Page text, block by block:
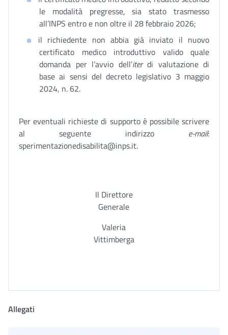
le modalità pregresse, sia stato trasmesso
all’INPS entro e non oltre il 28 febbraio 2026;
il richiedente non abbia già inviato il nuovo
certificato medico introduttivo valido quale
domanda per l’avvio dell’iterdi valutazione di
base ai sensi del decreto legislativo 3 maggio
2024, n. 62.
Per eventuali richieste di supporto è possibile scrivere
al seguente indirizzo e-mail:
sperimentazionedisabilita@inps.it.
Il Direttore
Generale
Valeria
Vittimberga
Allegati